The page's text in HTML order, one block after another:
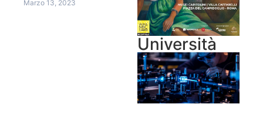
Marzo 13, 2023
Università